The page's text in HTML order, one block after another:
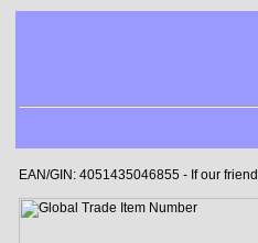
EAN/GIN: 4051435046855 - If our